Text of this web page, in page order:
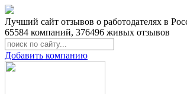
Лучший сайт отзывов о работодателях в
65584 компаний, 376496 живых отзывов
Добавить компанию